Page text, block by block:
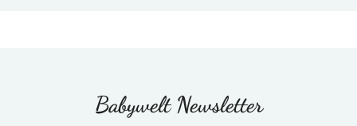
Babywelt Newsletter